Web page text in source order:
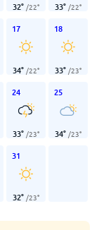
32° /22° 33° /22°
17
34° /22°
18
33° /23°
24
33° /23°
25
34° /23°
31
32° /23°